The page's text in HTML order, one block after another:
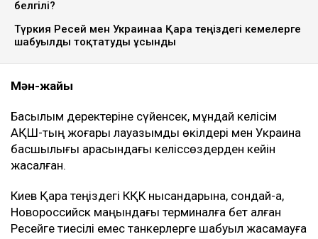
бөлігі экспортталатын Каспий құбыр
консорциумының (КҚК) инфрақұрылымына соққы
жасамау жөнінде келісімге келді. Бұл туралы
ТАҒЫ ДА ОҚЫҢЫЗДАР
Ирандағы соғыс салдарынан АҚШ-тың қару-жарақ
қоры азайып барады - NYT
Маңғыстаудағы мұнай кен орнында өрт шықты: не
Түркия Ресей мен Украинаға Қара теңіздегі кемелерге
шабуылды тоқтатуды ұсынды